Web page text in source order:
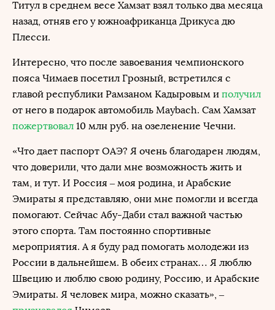
Титул в среднем весе Хамзат взял только два месяца
назад, отняв его у южноафриканца Дрикуса дю
Плесси.
Интересно, что после завоевания чемпионского
пояса Чимаев посетил Грозный, встретился с
главой республики Рамзаном Кадыровым и получил
от него в подарок автомобиль Maybach. Сам Хамзат
пожертвовал 10 млн руб. на озеленение Чечни.
«Что дает паспорт ОАЭ? Я очень благодарен людям,
что доверили, что дали мне возможность жить и
там, и тут. И Россия – моя родина, и Арабские
Эмираты я представляю, они мне помогли и всегда
помогают. Сейчас Абу-Даби стал важной частью
этого спорта. Там постоянно спортивные
мероприятия. А я буду рад помогать молодежи из
России в дальнейшем. В обеих странах… Я люблю
Швецию и люблю свою родину, Россию, и Арабские
Эмираты. Я человек мира, можно сказать», –